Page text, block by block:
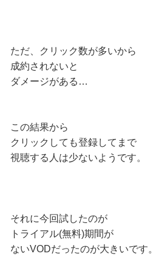
ただ、クリック数が多いから
成約されないと
ダメージがある…
この結果から
クリックしても登録してまで
視聴する人は少ないようです。
それに今回試したのが
トライアル(無料)期間が
ないVODだったのが大きいです